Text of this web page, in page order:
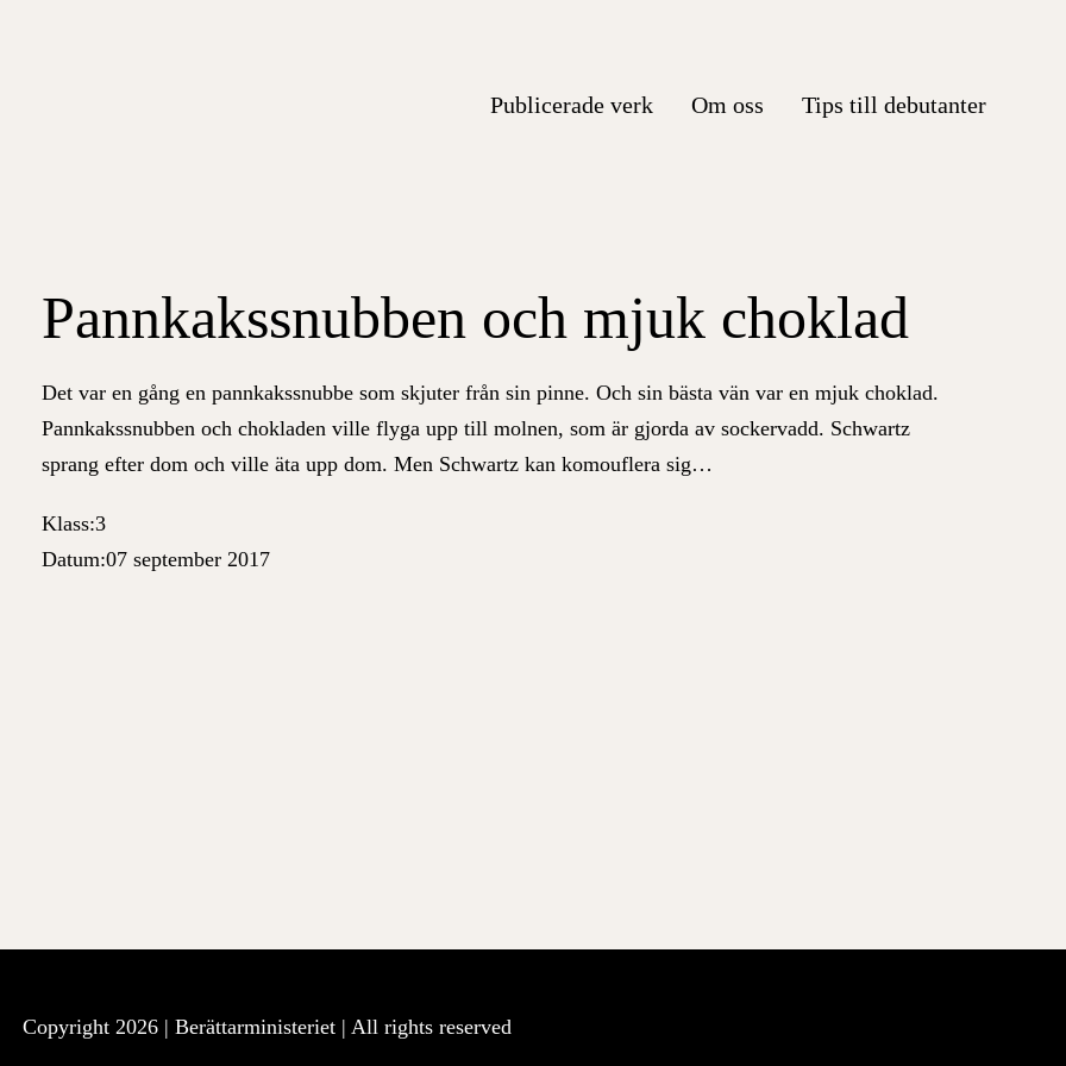
Publicerade verk Om oss Tips till debutanter
Pannkakssnubben och mjuk choklad
Det var en gång en pannkakssnubbe som skjuter från sin pinne. Och sin bästa vän var en mjuk choklad.
Pannkakssnubben och chokladen ville flyga upp till molnen, som är gjorda av sockervadd. Schwartz
sprang efter dom och ville äta upp dom. Men Schwartz kan komouflera sig…
Klass:3
Datum:07 september 2017
Copyright 2026 | Berättarministeriet | All rights reserved